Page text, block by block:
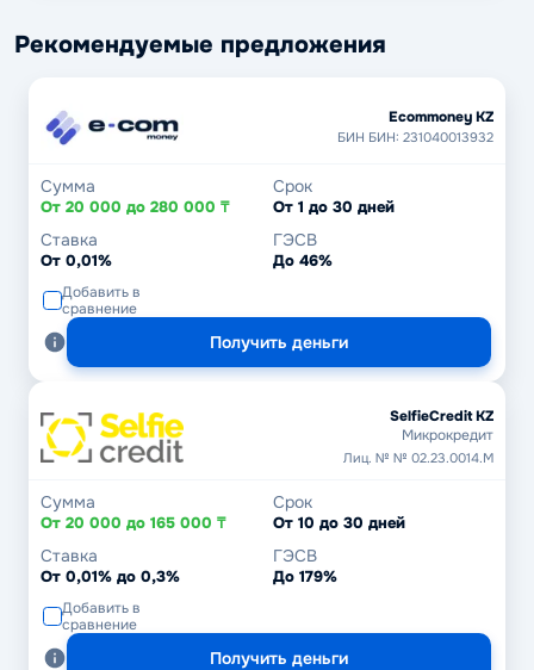
Рекомендуемые предложения
Ecommoney KZ
БИН БИН: 231040013932
Сумма
От 20 000 до 280 000 ₸
Срок
От 1 до 30 дней
Ставка
От 0,01%
ГЭСВ
До 46%
Добавить в
сравнение
Получить деньги
SelfieCredit KZ
Микрокредит
Лиц. № № 02.23.0014.М
Сумма
От 20 000 до 165 000 ₸
Срок
От 10 до 30 дней
Ставка
От 0,01% до 0,3%
ГЭСВ
До 179%
Добавить в
сравнение
Получить деньги